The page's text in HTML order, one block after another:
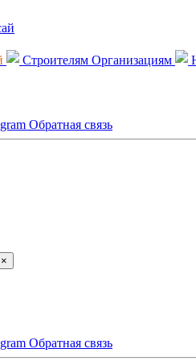
Строителям Организациям
Обратная связь
×
Обратная связь